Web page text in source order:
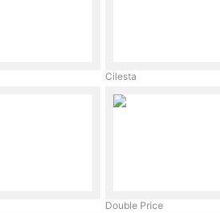
Cilesta
Double Price